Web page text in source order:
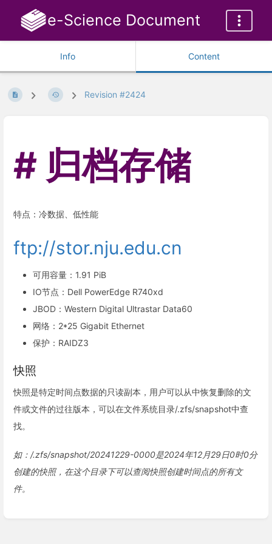
e-Science Document
Info Content
Revision #2424
归档存储
特点：冷数据、低性能
ftp://stor.nju.edu.cn
可用容量：1.91 PiB
IO节点：Dell PowerEdge R740xd
JBOD：Western Digital Ultrastar Data60
网络：2*25 Gigabit Ethernet
保护：RAIDZ3
快照
快照是特定时间点数据的只读副本，用户可以从中恢复删除的文
件或文件的过往版本，可以在文件系统目录/.zfs/snapshot中查
找。
如：/.zfs/snapshot/20241229-0000是2024年12月29日0时0分
创建的快照，在这个目录下可以查阅快照创建时间点的所有文
件。